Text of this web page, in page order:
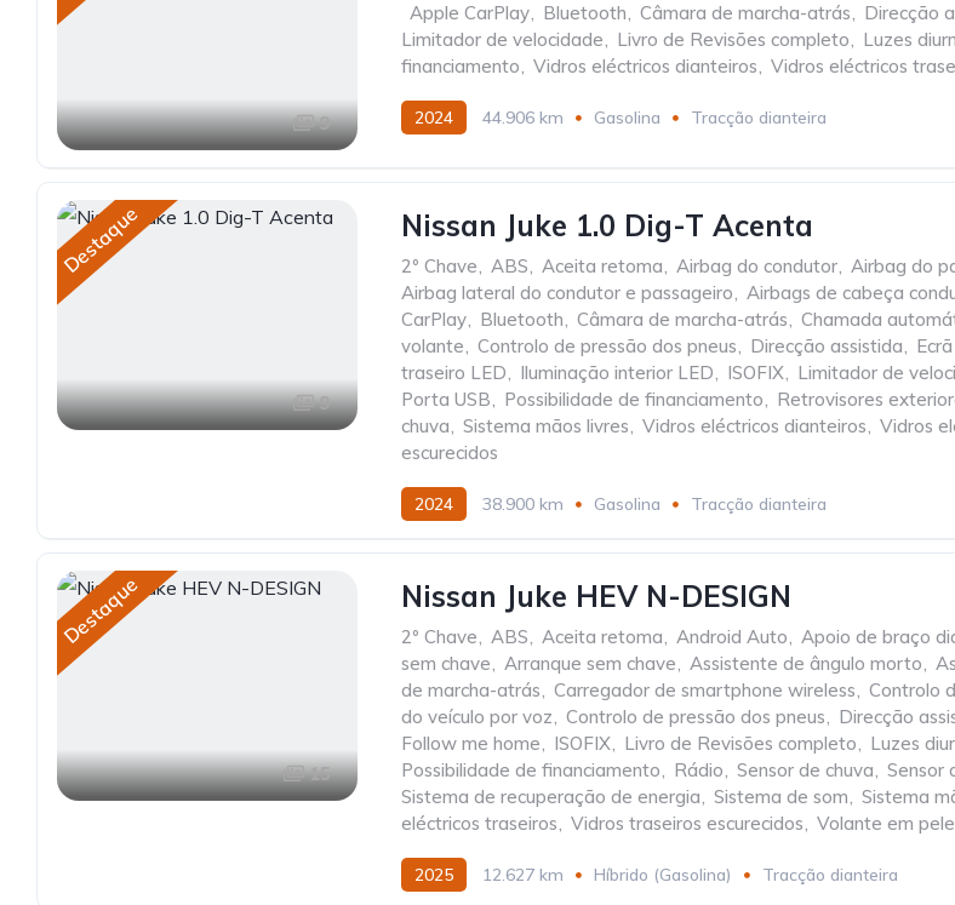
9
Apple CarPlay, Bluetooth, Câmara de marcha-atrás, Direcção
Limitador de velocidade, Livro de Revisões completo, Luzes
financiamento, Vidros eléctricos dianteiros, Vidros eléctricos
2024 44.906 km Gasolina Tracção dianteira
Destaque
9
Nissan Juke 1.0 Dig-T Acenta
2º Chave, ABS, Aceita retoma, Airbag do condutor, Airbag do
Airbag lateral do condutor e passageiro, Airbags de cabeça
CarPlay, Bluetooth, Câmara de marcha-atrás, Chamada
volante, Controlo de pressão dos pneus, Direcção assistida,
traseiro LED, Iluminação interior LED, ISOFIX, Limitador de
Porta USB, Possibilidade de financiamento, Retrovisores
chuva, Sistema mãos livres, Vidros eléctricos dianteiros, Vidros
escurecidos
2024 38.900 km Gasolina Tracção dianteira
Destaque
15
Nissan Juke HEV N-DESIGN
2º Chave, ABS, Aceita retoma, Android Auto, Apoio de braço
sem chave, Arranque sem chave, Assistente de ângulo morto,
de marcha-atrás, Carregador de smartphone wireless, Controlo
do veículo por voz, Controlo de pressão dos pneus, Direcção
Follow me home, ISOFIX, Livro de Revisões completo, Luzes
Possibilidade de financiamento, Rádio, Sensor de chuva, Sensor
Sistema de recuperação de energia, Sistema de som, Sistema
eléctricos traseiros, Vidros traseiros escurecidos, Volante em pele
2025 12.627 km Híbrido (Gasolina) Tracção dianteira